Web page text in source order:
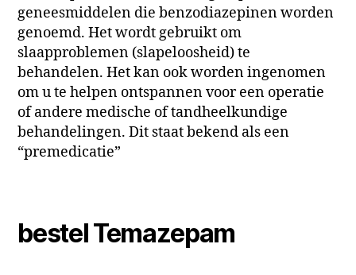
geneesmiddelen die benzodiazepinen worden
genoemd. Het wordt gebruikt om
slaapproblemen (slapeloosheid) te
behandelen. Het kan ook worden ingenomen
om u te helpen ontspannen voor een operatie
of andere medische of tandheelkundige
behandelingen. Dit staat bekend als een
“premedicatie”
bestel Temazepam